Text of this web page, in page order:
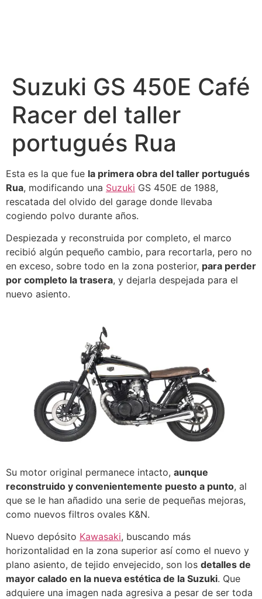
Suzuki GS 450E Café
Racer del taller
portugués Rua
Esta es la que fue la primera obra del taller portugués
Rua, modificando una Suzuki GS 450E de 1988,
rescatada del olvido del garage donde llevaba
cogiendo polvo durante años.
Despiezada y reconstruida por completo, el marco
recibió algún pequeño cambio, para recortarla, pero no
en exceso, sobre todo en la zona posterior, para perder
por completo la trasera, y dejarla despejada para el
nuevo asiento.
Su motor original permanece intacto, aunque
reconstruido y convenientemente puesto a punto, al
que se le han añadido una serie de pequeñas mejoras,
como nuevos filtros ovales K&N.
Nuevo depósito Kawasaki, buscando más
horizontalidad en la zona superior así como el nuevo y
plano asiento, de tejido envejecido, son los detalles de
mayor calado en la nueva estética de la Suzuki. Que
adquiere una imagen nada agresiva a pesar de ser toda